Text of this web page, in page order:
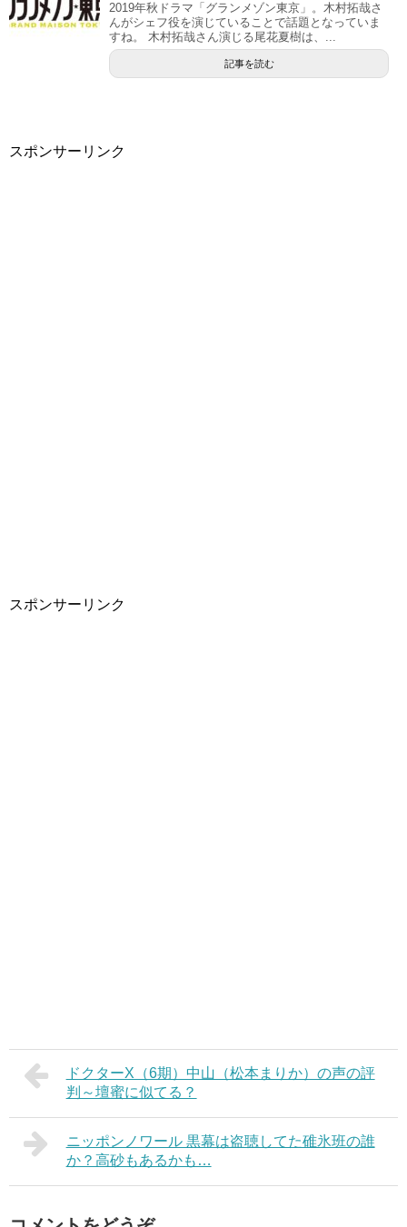
2019年秋ドラマ「グランメゾン東京」。木村拓哉さ
んがシェフ役を演じていることで話題となっていま
すね。 木村拓哉さん演じる尾花夏樹は、...
記事を読む
スポンサーリンク
スポンサーリンク
ドクターX（6期）中山（松本まりか）の声の評
判～壇蜜に似てる？
ニッポンノワール 黒幕は盗聴してた碓氷班の誰
か？高砂もあるかも…